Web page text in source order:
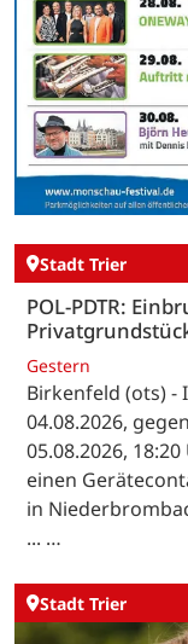
Stadt Trier
POL-PDTR:
Gestern
Birkenfeld (ots) -
04.08.2026,
05.08.2026,
einen
in
... …
Stadt Trier